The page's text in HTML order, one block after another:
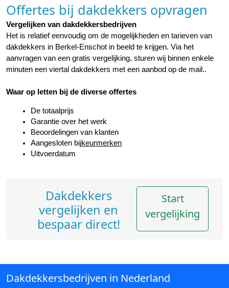
Offertes bij dakdekkers opvragen
Vergelijken van dakdekkersbedrijven
Het is relatief eenvoudig om de mogelijkheden en tarieven van
dakdekkers in Berkel-Enschot in beeld te krijgen. Via het
aanvragen van een gratis vergelijking, sturen wij binnen enkele
minuten een viertal dakdekkers met een aanbod op de mail..
Waar op letten bij de diverse offertes
De totaalprijs
Garantie over het werk
Beoordelingen van klanten
Aangesloten bijkeurmerken
Uitvoerdatum
Dakdekkers
vergelijken en
bespaar direct!
Start
vergelijking
Dakdekkersbedrijven in Nederland